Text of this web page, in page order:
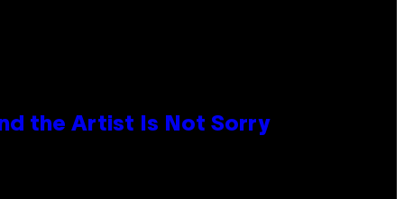
the Artist Is Not Sorry